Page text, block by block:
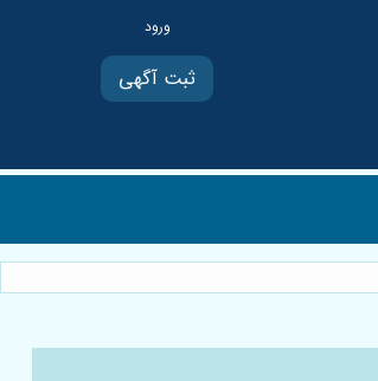
ثبت آگهی